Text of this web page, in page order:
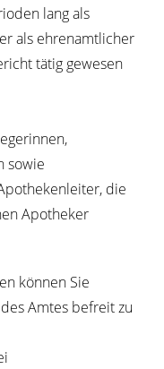
lang als
als ehrenamtlicher
tätig gewesen
sowie
die
Apotheker
können Sie
Amtes befreit zu